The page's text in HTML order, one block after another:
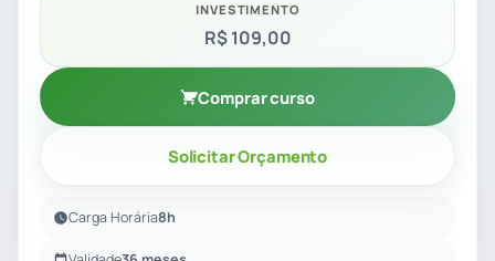
INVESTIMENTO
R$ 109,00
Comprar curso
Solicitar Orçamento
Carga Horária8h